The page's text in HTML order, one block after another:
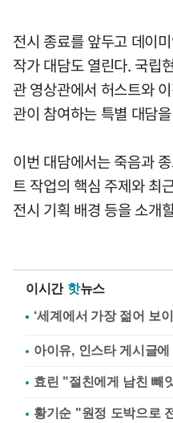
전시 종료를 앞두고 데이
작가 대담도 열린다. 국립
관 영상관에서 허스트와
관이 참여하는 특별 대담
이번 대담에서는 죽음과
트 작업의 핵심 주제와 최
전시 기획 배경 등을 소개
이시간 핫뉴스
아이유, 인스타 게시글
효린 "절친에게 남친 빼
황기순 "원정 도박으로